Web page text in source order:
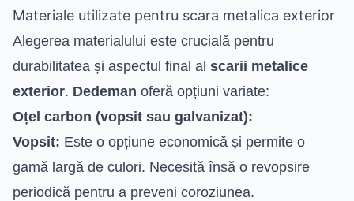
Materiale utilizate pentru scara metalica exterior
Alegerea materialului este crucială pentru
durabilitatea și aspectul final al scarii metalice
exterior. Dedeman oferă opțiuni variate:
Oțel carbon (vopsit sau galvanizat):
Vopsit: Este o opțiune economică și permite o
gamă largă de culori. Necesită însă o revopsire
periodică pentru a preveni coroziunea.